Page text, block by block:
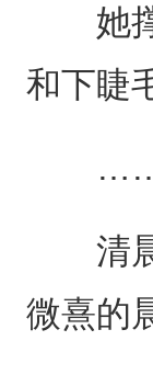
她撑
和下睫
清晨
微熹的